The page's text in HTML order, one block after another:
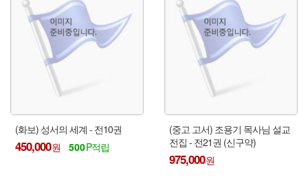
(화보) 성서의 세계 - 전10권
450,000 500
(중고 고서) 조용기 목사님 설교
전집 - 전21권 (신구약)
975,000